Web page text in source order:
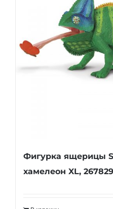
Фигурка ящерицы
хамелеон XL, 267829